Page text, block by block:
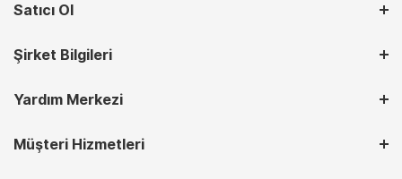
Satıcı Ol
Şirket Bilgileri
Yardım Merkezi
Müşteri Hizmetleri